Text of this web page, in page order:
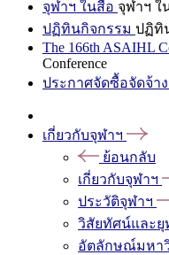
จุฬาฯ ในสื่อ จุฬาฯ ใ
ปฏิทินกิจกรรม ปฏิทิ
The 166th ASAIHL
Conference
ประกาศจัดซื้อจัดจ้าง
เกี่ยวกับจุฬาฯ
ย้อนกลับ
เกี่ยวกับจุฬาฯ
ประวัติจุฬาฯ
วิสัยทัศน์และยุ
อัตลักษณ์มหา